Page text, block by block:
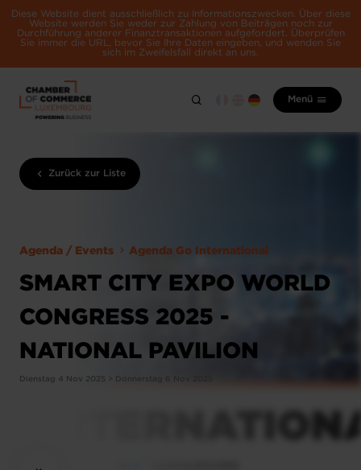
Diese Website dient ausschließlich zu Informationszwecken. Über diese
Website werden Sie weder zur Zahlung von Beiträgen noch zur
Durchführung anderer Finanztransaktionen aufgefordert. Überprüfen
Sie immer die URL, bevor Sie Ihre Daten eingeben, und wenden Sie
sich im Zweifelsfall direkt an uns.
Menü
Zurück zur Liste
Agenda / Events Agenda Go International
SMART CITY EXPO WORLD
CONGRESS 2025 -
NATIONAL PAVILION
Dienstag 4 Nov 2025 > Donnerstag 6 Nov 2025